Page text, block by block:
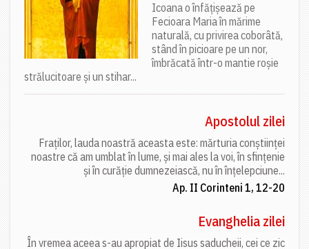
Icoana o înfățișează pe
Fecioara Maria în mărime
naturală, cu privirea coborâtă,
stând în picioare pe un nor,
îmbrăcată într-o mantie roșie
strălucitoare și un stihar...
Apostolul zilei
Fraților, lauda noastră aceasta este: mărturia conștiinței
noastre că am umblat în lume, și mai ales la voi, în sfințenie
și în curăție dumnezeiască, nu în înțelepciune...
Ap. II Corinteni 1, 12-20
Evanghelia zilei
În vremea aceea s-au apropiat de Iisus saducheii, cei ce zic